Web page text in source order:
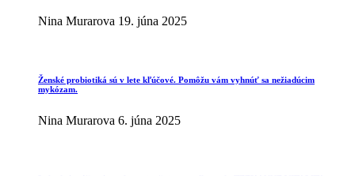
Nina Murarova 19. júna 2025
Ženské probiotiká sú v lete kľúčové. Pomôžu vám vyhnúť sa nežiadúcim
mykózam.
Nina Murarova 6. júna 2025